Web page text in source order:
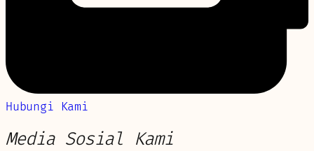
Hubungi Kami
Media Sosial Kami